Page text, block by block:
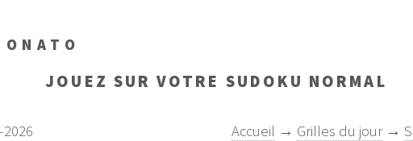
JOUEZ SUR VOTRE SUDOKU NORMAL
Accueil → Grilles du jour→